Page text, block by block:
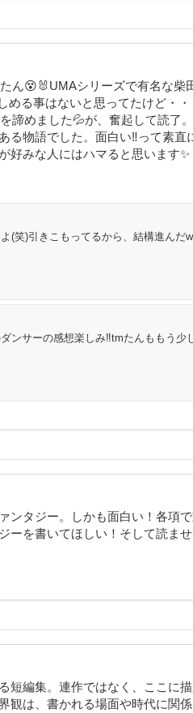
ん😵🐰UMAシリーズで有名な柴
める事はないと思ってたけど・
諦めました💦が、奮起して読了
る物語でした。面白い‼️って素直
好みな人にはハマると思います✨
(笑)引きこもってるから、結構進んだ
ンサーの感想楽しみ‼️tmたんももう少
ンタジー。しかも面白い！各項
ーを書いてほしい！そして読ま
短編集。連作ではなく、ここに
観は、書かれる場面や時代に関